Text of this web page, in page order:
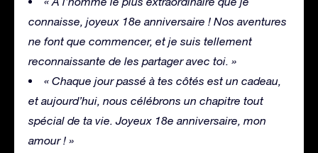
connaisse, joyeux 18e anniversaire ! Nos aventures
ne font que commencer, et je suis tellement
reconnaissante de les partager avec toi. »
« Chaque jour passé à tes côtés est un cadeau,
et aujourd’hui, nous célébrons un chapitre tout
spécial de ta vie. Joyeux 18e anniversaire, mon
amour ! »